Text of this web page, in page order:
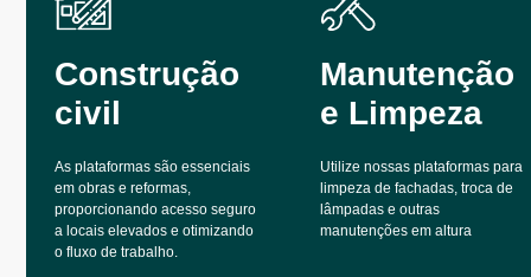
Construção
civil
As plataformas são essenciais
em obras e reformas,
proporcionando acesso seguro
a locais elevados e otimizando
o fluxo de trabalho.
Manutenção
e Limpeza
Utilize nossas plataformas para
limpeza de fachadas, troca de
lâmpadas e outras
manutenções em altura